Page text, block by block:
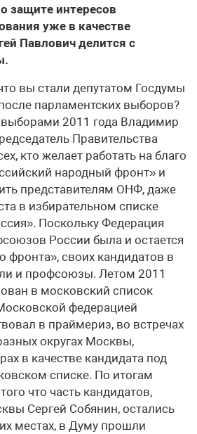
защите интересов
уже в качестве
Павлович делится с
вы стали депутатом Госдумы
парламентских выборов?
2011 года Владимир
Правительства
кто желает работать на благо
народный фронт» и
представителям ОНФ, даже
в избирательном списке
Поскольку Федерация
России была и остается
фронта», своих кандидатов в
и профсоюзы. Летом 2011
в московский список
федерацией
в праймериз, во встречах
округах Москвы,
в качестве кандидата под
списке. По итогам
что часть кандидатов,
Сергей Собянин, остались
местах, в Думу прошли